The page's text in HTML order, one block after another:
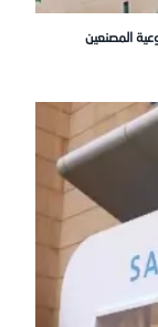
المصنعين